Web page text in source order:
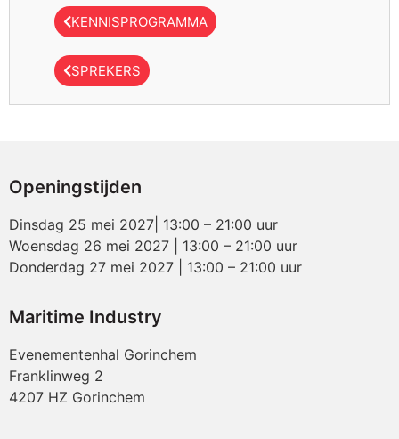
KENNISPROGRAMMA
SPREKERS
Openingstijden
Dinsdag 25 mei 2027| 13:00 – 21:00 uur
Woensdag 26 mei 2027 | 13:00 – 21:00 uur
Donderdag 27 mei 2027 | 13:00 – 21:00 uur
Maritime Industry
Evenementenhal Gorinchem
Franklinweg 2
4207 HZ Gorinchem